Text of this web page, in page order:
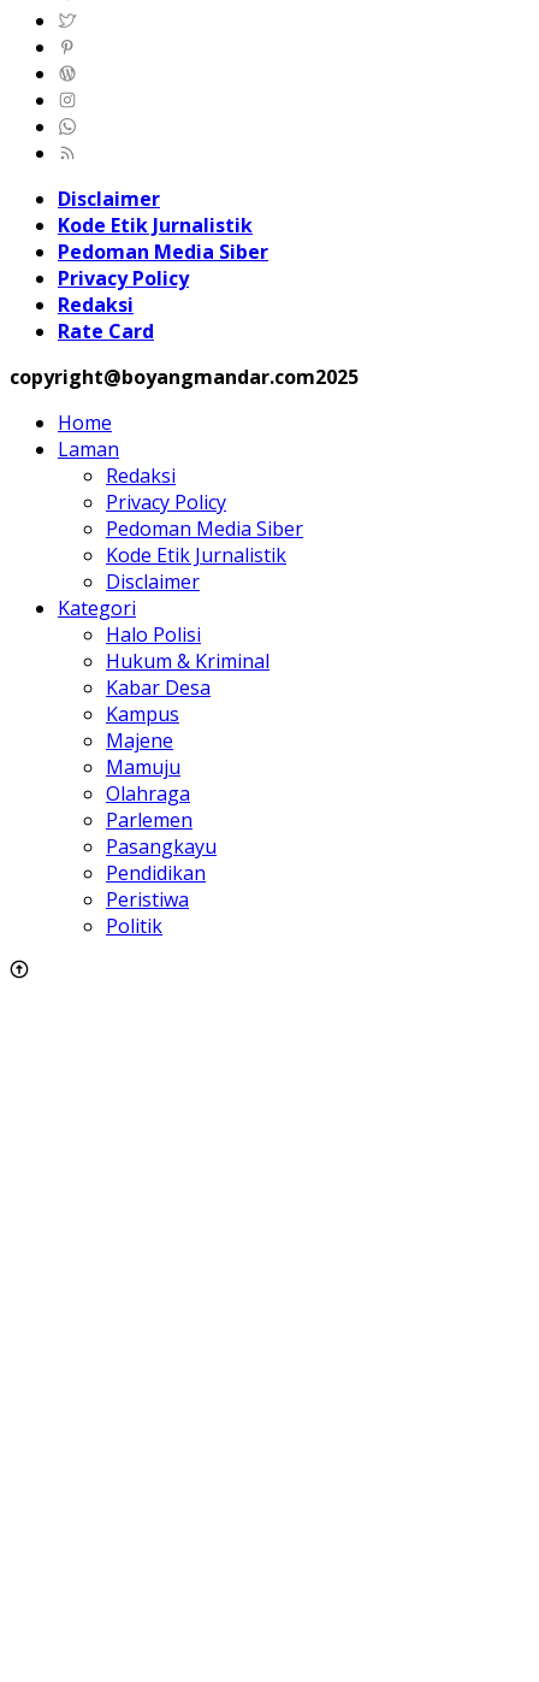
Disclaimer
Kode Etik Jurnalistik
Pedoman Media Siber
Privacy Policy
Redaksi
Rate Card
copyright@boyangmandar.com2025
Home
Laman
Redaksi
Privacy Policy
Pedoman Media Siber
Kode Etik Jurnalistik
Disclaimer
Kategori
Halo Polisi
Hukum & Kriminal
Kabar Desa
Kampus
Majene
Mamuju
Olahraga
Parlemen
Pasangkayu
Pendidikan
Peristiwa
Politik